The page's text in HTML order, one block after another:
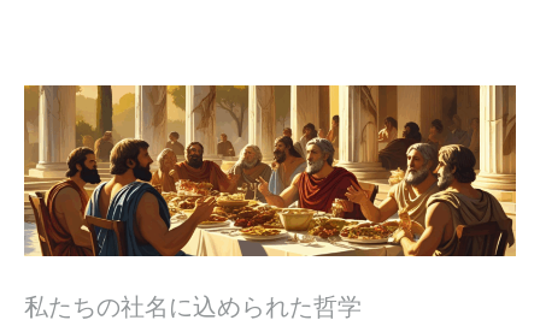
私たちの社名に込められた哲学